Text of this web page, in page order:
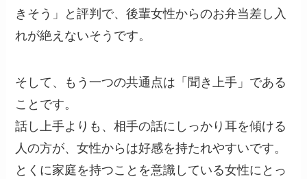
きそう」と評判で、後輩女性からのお弁当差し入
れが絶えないそうです。
そして、もう一つの共通点は「聞き上手」である
ことです。
話し上手よりも、相手の話にしっかり耳を傾ける
人の方が、女性からは好感を持たれやすいです。
とくに家庭を持つことを意識している女性にとっ